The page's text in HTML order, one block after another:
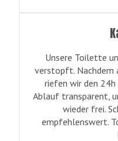
Unsere Toilette
verstopft. Nachdem
riefen wir den
Ablauf transparent,
wieder frei.
empfehlenswert.